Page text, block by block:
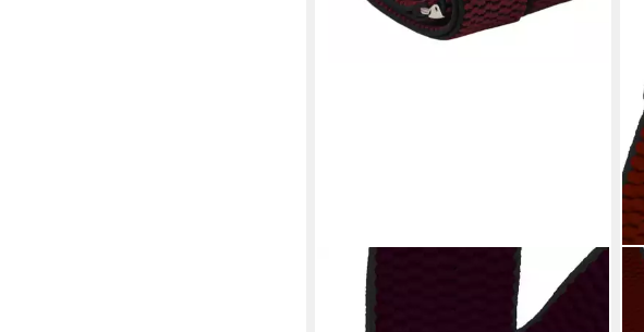
FABIO FARINI
Hosenträger 4cm Breites Y-Design
verstellbar mit extra starken